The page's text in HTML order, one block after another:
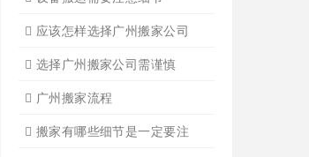
广州吊装起重
广州公司搬迁
广州单位搬家3
广州单位搬家2
广州个人搬家